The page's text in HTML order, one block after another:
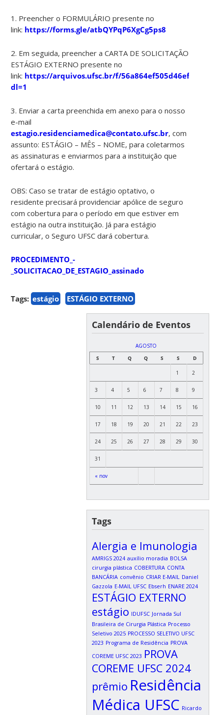
1. Preencher o FORMULÁRIO presente no
link: https://forms.gle/atbQYPqP6XgCg5ps8
2. Em seguida, preencher a CARTA DE SOLICITAÇÃO
ESTÁGIO EXTERNO presente no
link: https://arquivos.ufsc.br/f/56a864ef505d46efa886/?
dl=1
3. Enviar a carta preenchida em anexo para o nosso
e-mail
estagio.residenciamedica@contato.ufsc.br, com
assunto: ESTÁGIO – MÊS – NOME, para coletarmos
as assinaturas e enviarmos para a instituição que
ofertará o estágio.
OBS: Caso se tratar de estágio optativo, o
residente precisará providenciar apólice de seguro
com cobertura para o período em que estiver em
estágio na outra instituição. Já para estágio
curricular, o Seguro UFSC dará cobertura.
PROCEDIMENTO_-
_SOLICITACAO_DE_ESTAGIO_assinado
Tags: estágio ESTÁGIO EXTERNO
Calendário de Eventos
AGOSTO
S
T Q Q S S D
« nov
1 2
3 4 5 6 7 8 9
10 11 12 13 14 15 16
17 18 19 20 21 22 23
24 25 26 27 28 29 30
31
Tags
Alergia e Imunologia
AMRIGS 2024 auxílio moradia BOLSA
cirurgia plástica COBERTURA CONTA
BANCÁRIA convênio CRIAR E-MAIL
Daniel
Gazzola E-MAIL UFSC Ebserh ENARE 2024
ESTÁGIO EXTERNO
estágio IDUFSC Jornada Sul
Brasileira de Cirurgia Plástica Processo
Seletivo 2025 PROCESSO SELETIVO UFSC
2023 Programa de Residência PROVA
COREME UFSC 2023 PROVA
COREME UFSC 2024
prêmio Residência
Médica UFSC Ricardo